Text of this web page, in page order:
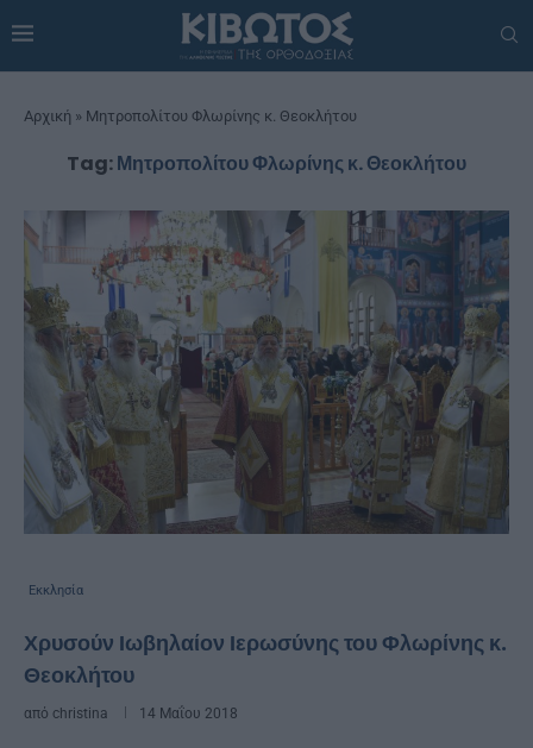
Αρχική » Μητροπολίτου Φλωρίνης κ. Θεοκλήτου
Tag:Μητροπολίτου Φλωρίνης κ. Θεοκλήτου
Εκκλησία
Χρυσούν Ιωβηλαίον Ιερωσύνης του Φλωρίνης κ.
Θεοκλήτου
από christina 14 Μαΐου 2018